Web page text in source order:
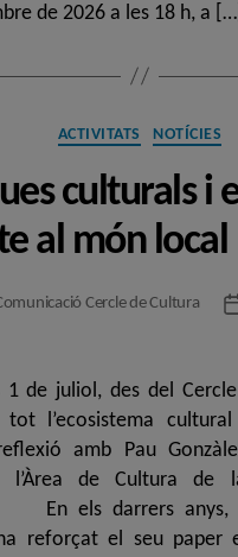
de 2026 a les 18 h, a […]
Categories
ACTIVITATS NOTÍCIES
culturals i
al món local
Cercle de Cultura
1 de juliol, des del
tot l’ecosistema
amb Pau
l’Àrea de Cultura de
En els darrers anys,
reforçat el seu paper